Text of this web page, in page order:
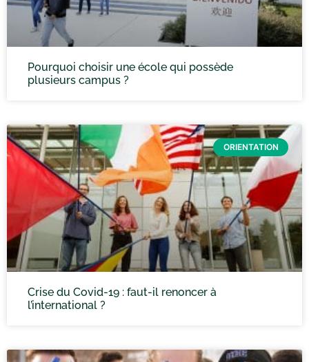
Pourquoi choisir une école qui possède
plusieurs campus ?
ORIENTATION
Crise du Covid-19 : faut-il renoncer à
l’international ?